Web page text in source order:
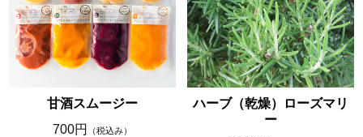
甘酒スムージー
700円
（税込み）
ハーブ（乾燥）ローズマリ
ー